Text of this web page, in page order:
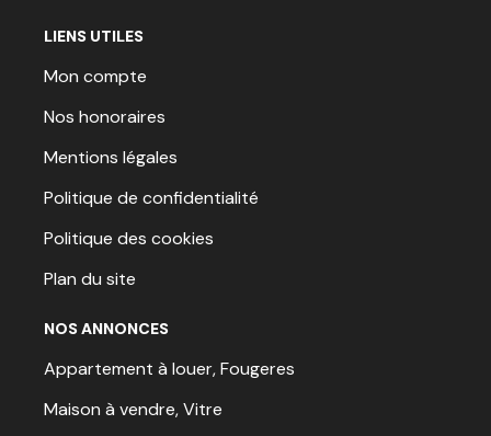
LIENS UTILES
Mon compte
Nos honoraires
Mentions légales
Politique de confidentialité
Politique des cookies
Plan du site
NOS ANNONCES
Appartement à louer, Fougeres
Maison à vendre, Vitre